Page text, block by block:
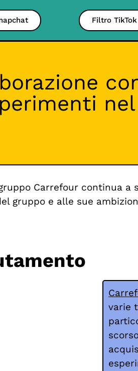
Filtro TikTok
Carrefour continua a
gruppo e alle sue
varie